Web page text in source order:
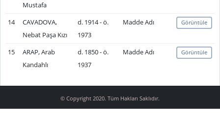
Mustafa
14
CAVADOVA,
Nebat Paşa Kızı
d. 1914 - ö.
1973
Madde Adı Görüntüle
15
ARAP, Arab
Kandahlı
d. 1850 - ö.
1937
Madde Adı Görüntüle
© Copyright 2020. Tüm Hakları Saklıdır.